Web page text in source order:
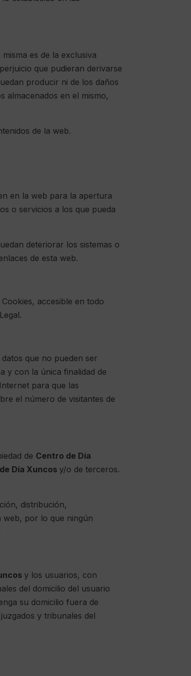
es de la exclusiva
que pudieran derivarse
producir ni de los daños
almacenados en el mismo,
de la web.
en la web para la apertura
o servicios a los que pueda
deteriorar los sistemas o
de esta web.
accesible en todo
que no pueden ser
y con la única finalidad de
para que las
el número de visitantes de
de Centro de Día
Día Xuncos y/o de terceros.
distribución,
web, por lo que ningún
y los usuarios, con
del domicilio del usuario
su domicilio fuera de
y tribunales del